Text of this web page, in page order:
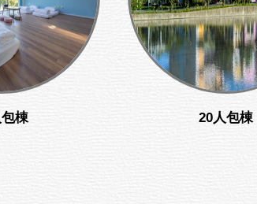
棟 20人包棟